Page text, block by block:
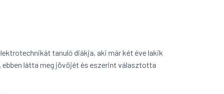
tanuló diákja, aki már két éve lakik
látta meg jövőjét és eszerint választotta